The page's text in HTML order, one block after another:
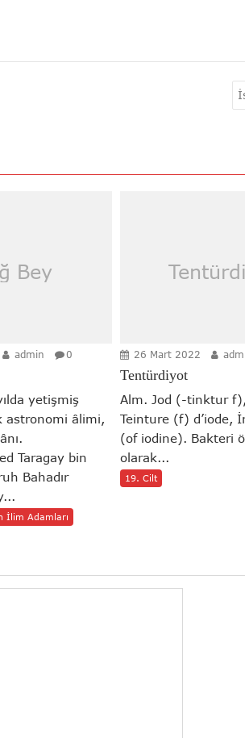
Bey
admin 0
yetişmiş
astronomi âlimi,
Taragay bin
Bahadır
İlim Adamları
26 Mart 2022
Tentürdiyot
Alm. Jod (-tinktur
Teinture (f) d’iode,
(of iodine). Bakteri
olarak...
19. Cilt